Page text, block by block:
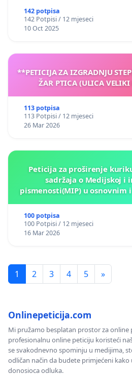
142 potpisa
142 Potpisi / 12 mjeseci
10 Oct 2025
**PETICIJA ZA IZGRADNJU
ŽAR PTICA (ULICA
113 potpisa
113 Potpisi / 12 mjeseci
26 Mar 2026
Peticija za proširenje
sadržaja o Medijskoj i
pismenosti(MIP) u osnovnim
100 potpisa
100 Potpisi / 12 mjeseci
16 Mar 2026
1 2 3 4 5 »
Onlinepeticija.com
Mi pružamo besplatan prostor za online
profesionalnu online peticiju koristeći
se svakodnevno spominju u medijima,
odličan način da budete primjećeni
donosioca odluka.